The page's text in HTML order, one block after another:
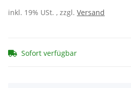
inkl. 19% USt. , zzgl. Versand
Sofort verfügbar